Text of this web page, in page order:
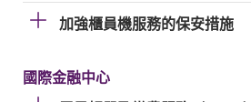
加強櫃員機服務的保安措施
國際金融中心